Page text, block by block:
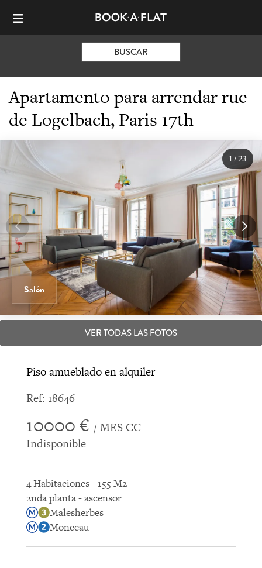
BUSCAR
Apartamento para arrendar rue
de Logelbach, Paris 17th
Salón
1 /23
VER TODAS LAS FOTOS
Piso amueblado en alquiler
Ref: 18646
10000 € / MES CC
Indisponible
4 Habitaciones - 155 M2
2nda planta - ascensor
Malesherbes
Monceau